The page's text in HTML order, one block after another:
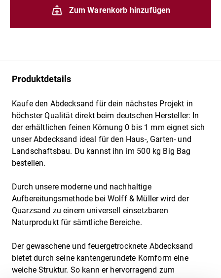
Zum Warenkorb hinzufügen
Produktdetails
Kaufe den Abdecksand für dein nächstes Projekt in
höchster Qualität direkt beim deutschen Hersteller: In
der erhältlichen feinen Körnung 0 bis 1 mm eignet sich
unser Abdecksand ideal für den Haus-, Garten- und
Landschaftsbau. Du kannst ihn im 500 kg Big Bag
bestellen.
Durch unsere moderne und nachhaltige
Aufbereitungsmethode bei Wolff & Müller wird der
Quarzsand zu einem universell einsetzbaren
Naturprodukt für sämtliche Bereiche.
Der gewaschene und feuergetrocknete Abdecksand
bietet durch seine kantengerundete Kornform eine
weiche Struktur. So kann er hervorragend zum